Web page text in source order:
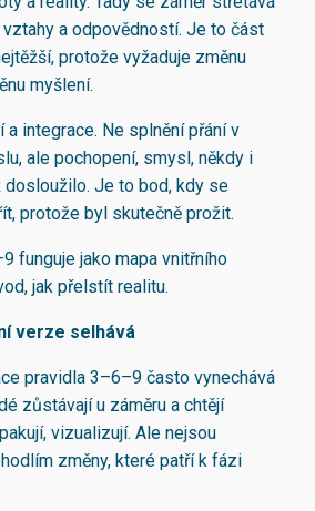
a odpovědností. Je to část
protože vyžaduje změnu
myšlení.
a integrace. Ne splnění přání v
ale pochopení, smysl, někdy i
dosloužilo. Je to bod, kdy se
protože byl skutečně prožit.
funguje jako mapa vnitřního
jak přelstít realitu.
verze selhává
pravidla 3–6–9 často vynechává
zůstávají u záměru a chtějí
vizualizují. Ale nejsou
změny, které patří k fázi